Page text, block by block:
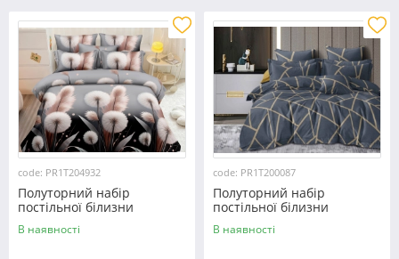
code: PR1T204932
Полуторний набір
постільної білизни
150*220 із полікотону
№204932 Черешенька™
В наявності
code: PR1T200087
Полуторний набір
постільної білизни
150*220 із полікотону
№200087 Черешенька™
В наявності